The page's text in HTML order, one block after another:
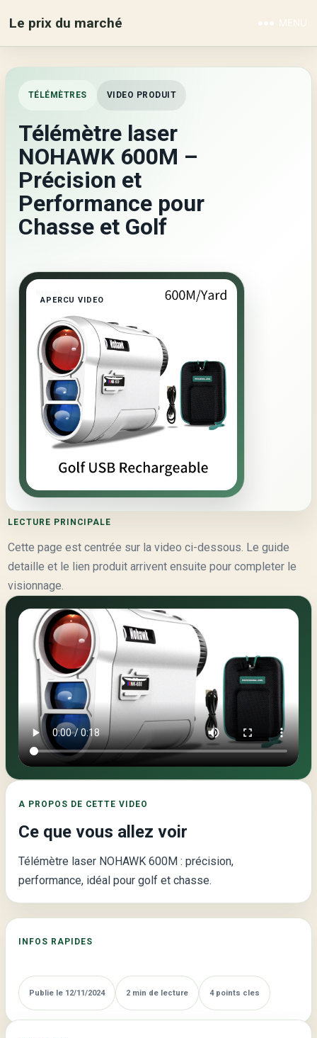
Le prix du marché MENU
TÉLÉMÈTRES VIDEO PRODUIT
Télémètre laser
NOHAWK 600M –
Précision et
Performance pour
Chasse et Golf
APERCU VIDEO
LECTURE PRINCIPALE
Cette page est centrée sur la video ci-dessous. Le guide
detaille et le lien produit arrivent ensuite pour completer le
visionnage.
principale
de
la
laser
600M
–
Précision
Chasse
Golf
A PROPOS DE CETTE VIDEO
Ce que vous allez voir
Télémètre laser NOHAWK 600M : précision,
performance, idéal pour golf et chasse.
INFOS RAPIDES
Publie le 12/11/2024 2 min de lecture 4 points cles